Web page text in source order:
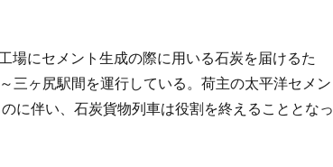
場にセメント生成の際に用いる石炭を届けるた
三ヶ尻駅間を運行している。荷主の太平洋セメン
に伴い、石炭貨物列車は役割を終えることとなっ